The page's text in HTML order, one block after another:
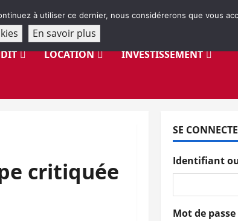
LOCATION INVESTISSEMENT
critiquée
SE
Identifiant
Mot de passe
à utiliser ce dernier, nous considérerons que vous
En savoir plus